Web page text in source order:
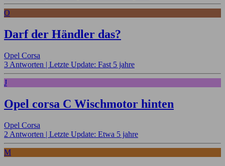
O
Darf der Händler das?
Opel Corsa
3 Antworten | Letzte Update: Fast 5 jahre
J
Opel corsa C Wischmotor hinten
Opel Corsa
2 Antworten | Letzte Update: Etwa 5 jahre
M